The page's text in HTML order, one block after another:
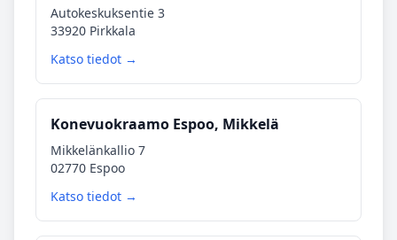
Autokeskuksentie 3
33920 Pirkkala
Katso tiedot →
Konevuokraamo Espoo, Mikkelä
Mikkelänkallio 7
02770 Espoo
Katso tiedot →